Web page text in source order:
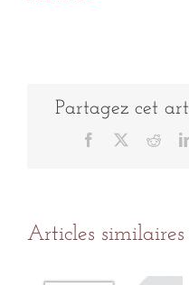
Partagez cet
Facebook
Articles similaires